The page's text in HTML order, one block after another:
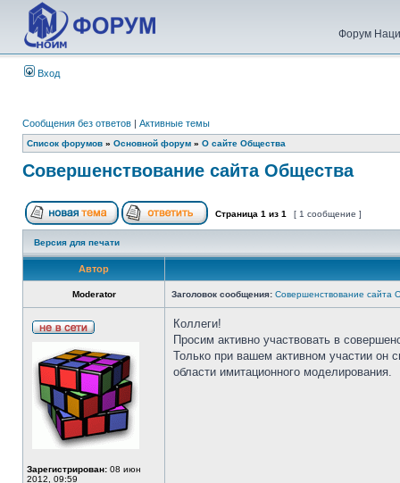
Форум
Вход
Сообщения без ответов | Активные темы
Список форумов » Основной форум » О сайте Общества
Совершенствование сайта Общества
Страница 1 из 1 [ 1 сообщение ]
Версия для печати
Автор
Moderator Заголовок сообщения: Совершенствование сайта
Зарегистрирован: 08 июн
2012, 09:59
Коллеги!
Просим активно участвовать в
Только при вашем активном участии он
области имитационного моделирования.